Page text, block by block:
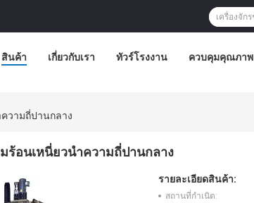
สินค้า เกี่ยวกับเรา ทัวร์โรงงาน ควบคุมคุณภาพ
วามถี่ปานกลาง
ร้อนเหนี่ยวนำความถี่ปานกลาง
รายละเอียดสินค้า:
สถานที่กำเนิด: